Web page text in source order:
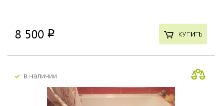
8 500 p КУПИТЬ
в наличии